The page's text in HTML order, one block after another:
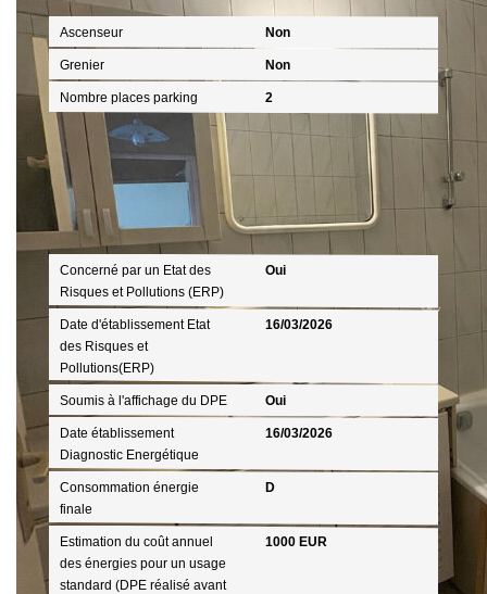
Ascenseur Non
Grenier Non
Nombre places parking 2
Diagnostics
Concerné par un Etat des
Risques et Pollutions (ERP)
Oui
Date d'établissement Etat
des Risques et
Pollutions(ERP)
16/03/2026
Soumis à l'affichage du DPE Oui
Date établissement
Diagnostic Energétique
16/03/2026
Consommation énergie
finale
D
Estimation du coût annuel
des énergies pour un usage
standard (DPE réalisé avant
1000 EUR